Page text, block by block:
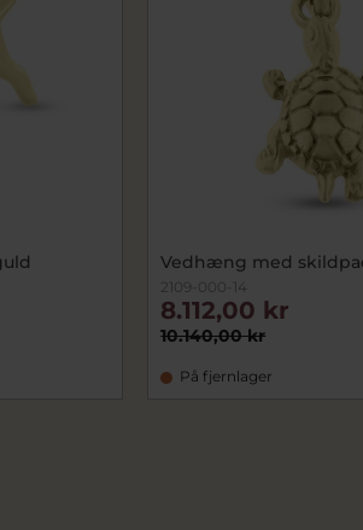
Vedhæng med
2109-000-14
10.140,00 kr
8.112,00 kr
På fjernlager